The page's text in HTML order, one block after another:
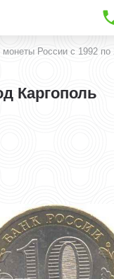
монеты России с 1992 по
Каргополь